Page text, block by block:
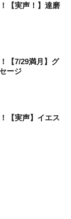
【実声！】達磨
【7/29満月】グ
ージ
【実声】イエス